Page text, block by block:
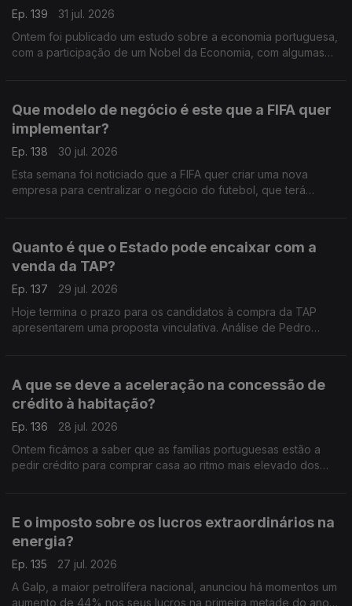
Ep. 139
31 jul. 2026
Ontem foi publicado um estudo sobre a economia portuguesa,
com a participação de um Nobel da Economia, com algumas
Que modelo de negócio é este que a FIFA quer
implementar?
Ep. 138
30 jul. 2026
Esta semana foi noticiado que a FIFA quer criar uma nova
empresa para centralizar o negócio do futebol, que terá
Quanto é que o Estado pode encaixar com a
venda da TAP?
Ep. 137
29 jul. 2026
Hoje termina o prazo para os candidatos à compra da TAP
apresentarem uma proposta vinculativa. Análise de Pedro
A que se deve a aceleração na concessão de
crédito à habitação?
Ep. 136
28 jul. 2026
Ontem ficámos a saber que as famílias portuguesas estão a
pedir crédito para comprar casa ao ritmo mais elevado dos
E o imposto sobre os lucros extraordinários na
energia?
Ep. 135
27 jul. 2026
A Galp, a maior petrolífera nacional, anunciou há momentos um
aumento de 44% nos seus lucros na primeira metade do ano,